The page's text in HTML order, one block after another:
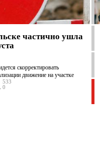
частично ушла
скорректировать
движение на участке
533
0